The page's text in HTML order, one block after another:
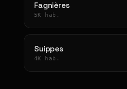
Fagnières
5K hab.
Suippes
4K hab.